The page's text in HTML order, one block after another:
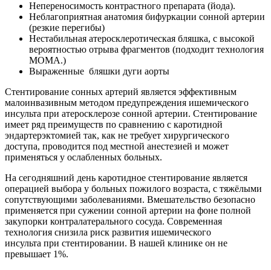
Непереносимость контрастного препарата (йода).
Неблагоприятная анатомия бифуркации сонной артерии
(резкие перегибы)
Нестабильная атеросклеротическая бляшка, с высокой
вероятностью отрыва фрагментов (подходит технология
MOMA.)
Выраженные бляшки дуги аорты
Стентирование сонных артерий является эффективным
малоинвазивным методом предупреждения ишемического
инсульта при атеросклерозе сонной артерии. Стентирование
имеет ряд преимуществ по сравнению с каротидной
эндартерэктомией так, как не требует хирургического
доступа, проводится под местной анестезией и может
применяться у ослабленных больных.
На сегодняшний день каротидное стентирование является
операцией выбора у больных пожилого возраста, с тяжёлыми
сопутствующими заболеваниями. Вмешательство безопасно
применяется при сужении сонной артерии на фоне полной
закупорки контралатерального сосуда. Современная
технология снизила риск развития ишемического
инсульта при стентировании. В нашей клинике он не
превышает 1%.